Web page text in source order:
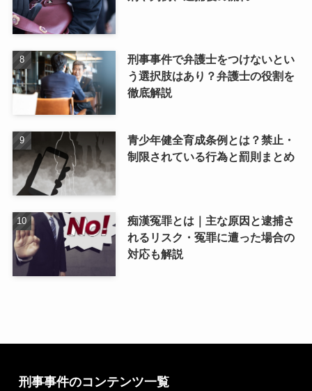
刑事事件で弁護士をつけないとい
う選択肢はあり？弁護士の役割を
徹底解説
青少年健全育成条例とは？禁止・
制限されている行為と罰則まとめ
痴漢冤罪とは｜主な原因と逮捕さ
れるリスク・冤罪に遭った場合の
対応も解説
刑事事件のコンテンツ一覧